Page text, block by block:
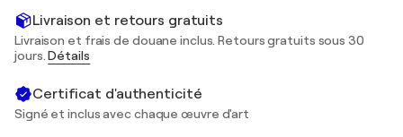
Livraison et retours gratuits
Livraison et frais de douane inclus. Retours gratuits sous 30
jours.Détails
Certificat d'authenticité
Signé et inclus avec chaque œuvre d'art